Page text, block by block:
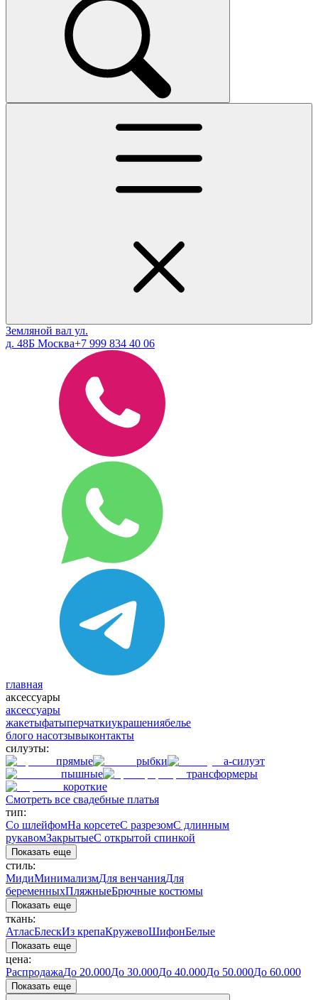
Земляной вал ул.
д. 48Б Москва+7 999 834 40 06
главная
аксессуары
аксессуары
жакетыфатыперчаткиукрашениябелье
блого насотзывыконтакты
силуэты:
прямые
рыбки
а-силуэт
пышные
трансформеры
короткие
Смотреть все свадебные платья
тип:
Со шлейфомНа корсетеС разрезомС длинным
рукавомЗакрытыеС открытой спинкой
Показать еще
стиль:
МидиМинимализмДля венчанияДля
беременныхПляжныеБрючные костюмы
Показать еще
ткань:
АтласБлескИз крепаКружевоШифонБелые
Показать еще
цена:
РаспродажаДо 20.000До 30.000До 40.000До 50.000До 60.000
Показать еще